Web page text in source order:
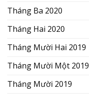
Tháng Ba 2020
Tháng Hai 2020
Tháng Mười Hai 2019
Tháng Mười Một 2019
Tháng Mười 2019